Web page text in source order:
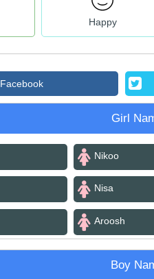
Happy
Facebook
Girl
Nikoo
Nisa
Aroosh
Boy